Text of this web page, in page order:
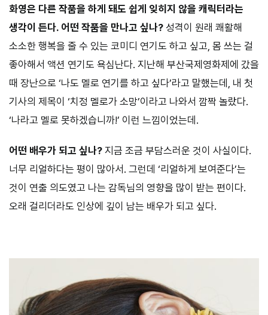
화영은 다른 작품을 하게 돼도 쉽게 잊히지 않을 캐릭터라는
생각이 든다. 어떤 작품을 만나고 싶나? 성격이 원래 쾌활해
소소한 행복을 줄 수 있는 코미디 연기도 하고 싶고, 몸 쓰는 걸
좋아해서 액션 연기도 욕심난다. 지난해 부산국제영화제에 갔을
때 장난으로 ‘나도 멜로 연기를 하고 싶다’라고 말했는데, 내 첫
기사의 제목이 ‘치정 멜로가 소망’이라고 나와서 깜짝 놀랐다.
‘나라고 멜로 못하겠습니까!’ 이런 느낌이었는데.
어떤 배우가 되고 싶나? 지금 조금 부담스러운 것이 사실이다.
너무 리얼하다는 평이 많아서. 그런데 ‘리얼하게 보여준다’는
것이 연출 의도였고 나는 감독님의 영향을 많이 받는 편이다.
오래 걸리더라도 인상에 깊이 남는 배우가 되고 싶다.